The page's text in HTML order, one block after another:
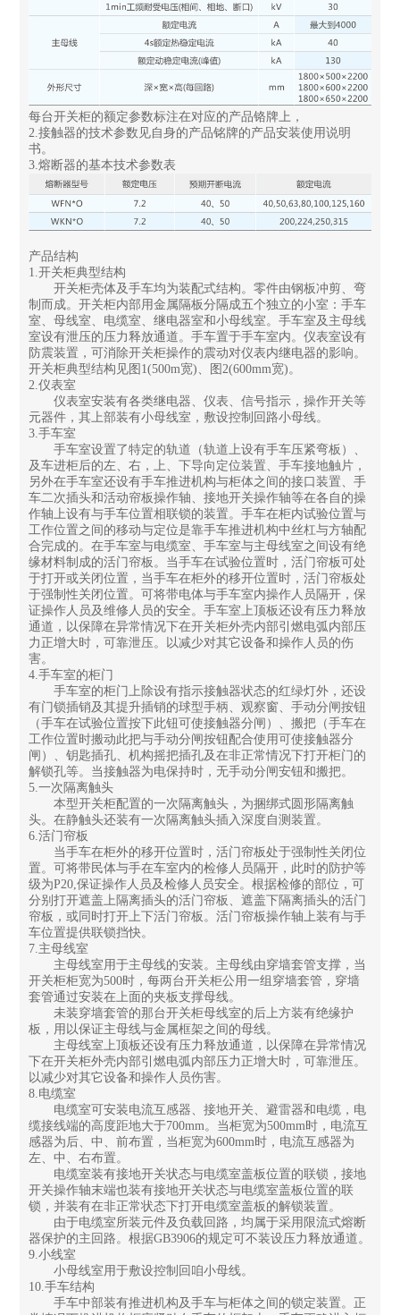
每台开关柜的额定参数标注在对应的产品铬牌上，
2.接触器的技术参数见自身的产品铭牌的产品安装使用说明
书。
3.熔断器的基本技术参数表
产品结构
1.开关柜典型结构
开关柜壳体及手车均为装配式结构。零件由钢板冲剪、弯
制而成。开关柜内部用金属隔板分隔成五个独立的小室：手车
室、母线室、电缆室、继电器室和小母线室。手车室及主母线
室设有泄压的压力释放通道。手车置于手车室内。仪表室设有
防震装置，可消除开关柜操作的震动对仪表内继电器的影响。
开关柜典型结构见图1(500m宽)、图2(600mm宽)。
2.仪表室
仪表室安装有各类继电器、仪表、信号指示，操作开关等
元器件，其上部装有小母线室，敷设控制回路小母线。
3.手车室
手车室设置了特定的轨道（轨道上设有手车压紧弯板）、
及车进柜后的左、右，上、下导向定位装置、手车接地触片，
另外在手车室还设有手车推进机构与柜体之间的接口装置、手
车二次插头和活动帘板操作轴、接地开关操作轴等在各自的操
作轴上设有与手车位置相联锁的装置。手车在柜内试验位置与
工作位置之间的移动与定位是靠手车推进机构中丝杠与方轴配
合完成的。在手车室与电缆室、手车室与主母线室之间设有绝
缘材料制成的活门帘板。当手车在试验位置时，活门帘板可处
于打开或关闭位置，当手车在柜外的移开位置时，活门帘板处
于强制性关闭位置。可将带电体与手车室内操作人员隔开，保
证操作人员及维修人员的安全。手车室上顶板还设有压力释放
通道，以保障在异常情况下在开关柜外壳内部引燃电弧内部压
力正增大时，可靠泄压。以减少对其它设备和操作人员的伤
害。
4.手车室的柜门
手车室的柜门上除设有指示接触器状态的红绿灯外，还设
有门锁插销及其提升插销的球型手柄、观察窗、手动分闸按钮
（手车在试验位置按下此钮可使接触器分闸）、搬把（手车在
工作位置时搬动此把与手动分闸按钮配合使用可使接触器分
闸）、钥匙插孔、机构摇把插孔及在非正常情况下打开柜门的
解锁孔等。当接触器为电保持时，无手动分闸安钮和搬把。
5.一次隔离触头
本型开关柜配置的一次隔离触头，为捆绑式圆形隔离触
头。在静触头还装有一次隔离触头插入深度自测装置。
6.活门帘板
当手车在柜外的移开位置时，活门帘板处于强制性关闭位
置。可将带民体与手在车室内的检修人员隔开，此时的防护等
级为P20,保证操作人员及检修人员安全。根据检修的部位，可
分别打开遮盖上隔离插头的活门帘板、遮盖下隔离插头的活门
帘板，或同时打开上下活门帘板。活门帘板操作轴上装有与手
车位置提供联锁挡快。
7.主母线室
主母线室用于主母线的安装。主母线由穿墙套管支撑，当
开关柜柜宽为500时，每两台开关柜公用一组穿墙套管，穿墙
套管通过安装在上面的夹板支撑母线。
未装穿墙套管的那台开关柜母线室的后上方装有绝缘护
板，用以保证主母线与金属框架之间的母线。
主母线室上顶板还设有压力释放通道，以保障在异常情况
下在开关柜外壳内部引燃电弧内部压力正增大时，可靠泄压。
以减少对其它设备和操作人员伤害。
8.电缆室
电缆室可安装电流互感器、接地开关、避雷器和电缆，电
缆接线端的高度距地大于700mm。当柜宽为500mm时，电流互
感器为后、中、前布置，当柜宽为600mm时，电流互感器为
左、中、右布置。
电缆室装有接地开关状态与电缆室盖板位置的联锁，接地
开关操作轴末端也装有接地开关状态与电缆室盖板位置的联
锁，并装有在非正常状态下打开电缆室盖板的解锁装置。
由于电缆室所装元件及负载回路，均属于采用限流式熔断
器保护的主回路。根据GB3906的规定可不装设压力释放通道。
9.小线室
小母线室用于敷设控制回咱小母线。
10.手车结构
手车中部装有推进机构及手车与柜体之间的锁定装置。正